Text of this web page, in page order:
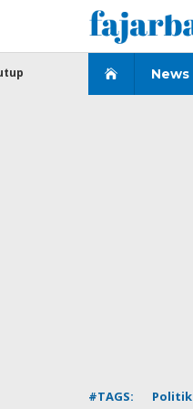
News
#TAGS: Politik